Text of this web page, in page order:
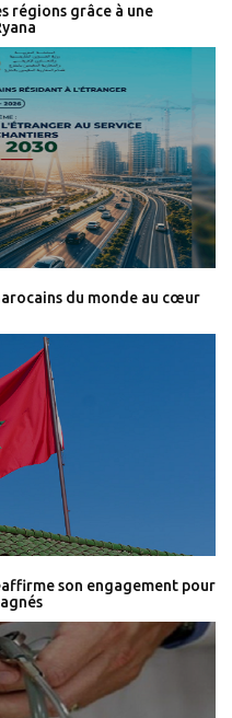
régions grâce à une
du monde au cœur
son engagement pour